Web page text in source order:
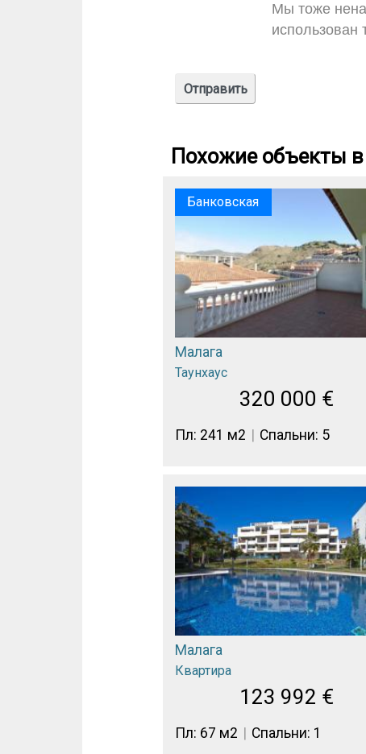
Мы тоже
использован
Похожие объекты
Банковская
Малага
Таунхаус
320 000 €
Пл: 241 м2 Спальни: 5
Малага
Квартира
123 992 €
Пл: 67 м2 Спальни: 1